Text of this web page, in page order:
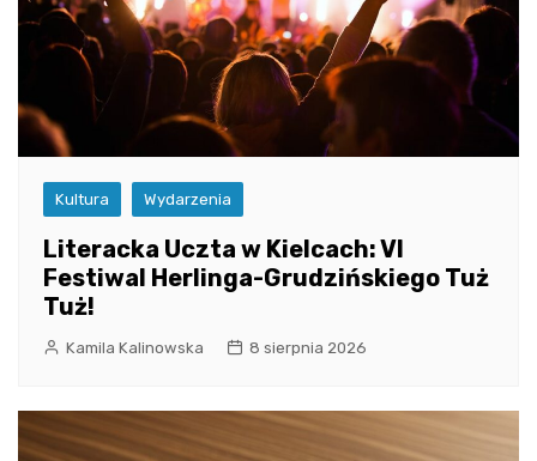
Kultura Wydarzenia
Literacka Uczta w Kielcach: VI
Festiwal Herlinga-Grudzińskiego Tuż
Tuż!
Kamila Kalinowska 8 sierpnia 2026